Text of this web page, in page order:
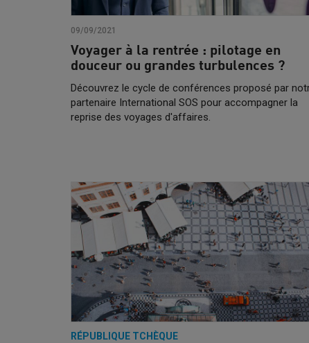
09/09/2021
Voyager à la rentrée : pilotage en
douceur ou grandes turbulences ?
Découvrez le cycle de conférences proposé par
partenaire International SOS pour accompagner la
reprise des voyages d'affaires.
RÉPUBLIQUE TCHÈQUE